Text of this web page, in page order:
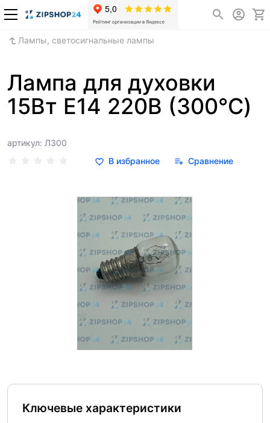
Лампы, светосигнальные лампы
Лампа для духовки
15Вт Е14 220В (300°C)
артикул: Л300
В избранное
Сравнение
Ключевые характеристики